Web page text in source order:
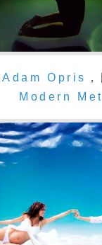
Adam Opris
Modern Met